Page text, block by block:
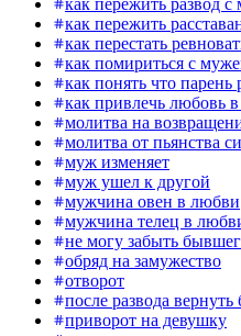
как пережить
как перестать
как помириться с
как понять что парень
как привлечь любовь
молитва на
молитва от пьянства
муж изменяет
муж ушел к другой
мужчина овен в любви
мужчина телец в
не могу забыть
обряд на замужество
отворот
после развода
приворот на девушку